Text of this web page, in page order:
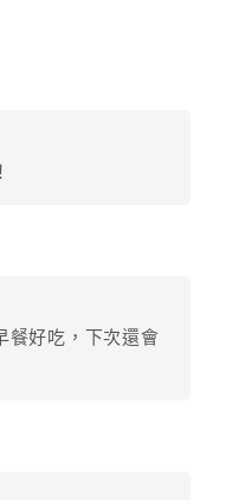
飯店）
，請注意！為避免飯
提出申辦，視同無條
訂飯店使用）
餐好吃，下次還會